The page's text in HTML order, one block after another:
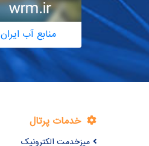
منابع آب ایران
خدمات پرتال
میزخدمت الکترونیک